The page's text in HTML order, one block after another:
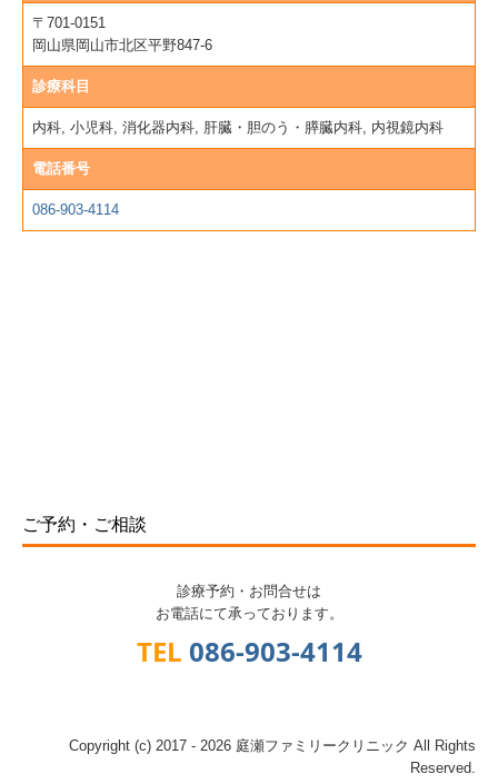
〒701-0151
岡山県岡山市北区平野847-6
診療科目
内科, 小児科, 消化器内科, 肝臓・胆のう・膵臓内科, 内視鏡内科
電話番号
086-903-4114
ご予約・ご相談
診療予約・お問合せは
お電話にて承っております。
TEL 086-903-4114
Copyright (c) 2017 - 2026 庭瀬ファミリークリニック All Rights
Reserved.